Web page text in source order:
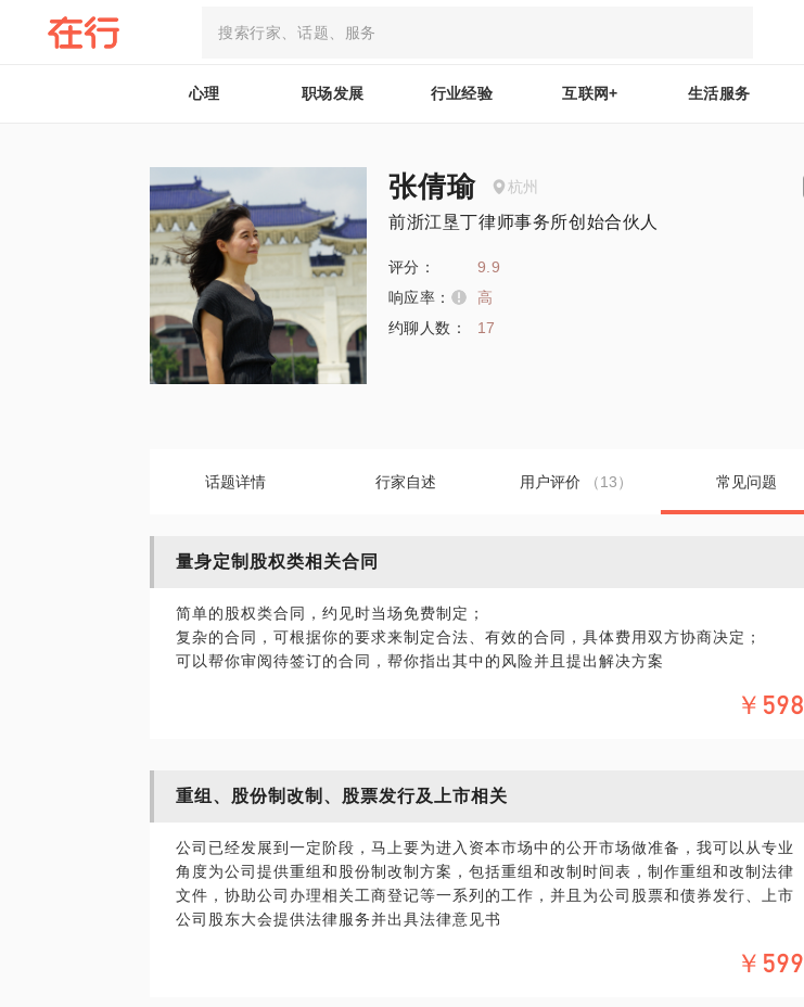
心理 职场发展 行业经验 互联网+ 生活服务
张倩瑜 杭州
前浙江垦丁律师事务所创始合伙人
评分：
9.9
响应率：
高
约聊人数：
17
话题详情 行家自述 用户评价 （13） 常见问题
量身定制股权类相关合同
简单的股权类合同，约见时当场免费制定；
复杂的合同，可根据你的要求来制定合法、有效的合同，具体费用双方协商决定；
可以帮你审阅待签订的合同，帮你指出其中的风险并且提出解决方案
￥598
重组、股份制改制、股票发行及上市相关
公司已经发展到一定阶段，马上要为进入资本市场中的公开市场做准备，我可以从专业
角度为公司提供重组和股份制改制方案，包括重组和改制时间表，制作重组和改制法律
文件，协助公司办理相关工商登记等一系列的工作，并且为公司股票和债券发行、上市
公司股东大会提供法律服务并出具法律意见书
￥599